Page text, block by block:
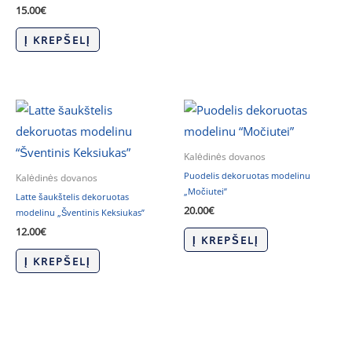
15.00€
Į KREPŠELĮ
Kalėdinės dovanos
Latte šaukštelis dekoruotas
modelinu „Šventinis Keksiukas”
12.00€
Į KREPŠELĮ
Kalėdinės dovanos
Puodelis dekoruotas modelinu
„Močiutei”
20.00€
Į KREPŠELĮ